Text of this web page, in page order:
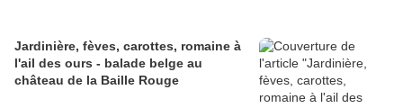
Jardinière, fèves, carottes, romaine à
l'ail des ours - balade belge au
château de la Baille Rouge